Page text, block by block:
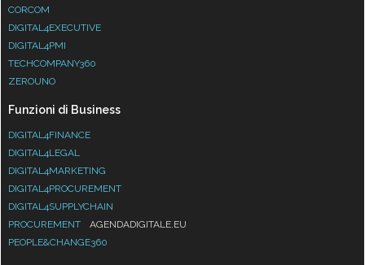
CORCOM
DIGITAL4EXECUTIVE
DIGITAL4PMI
TECHCOMPANY360
ZEROUNO
Funzioni di Business
DIGITAL4FINANCE
DIGITAL4LEGAL
DIGITAL4MARKETING
DIGITAL4PROCUREMENT
DIGITAL4SUPPLYCHAIN
PROCUREMENT
AGENDADIGITALE.EU
PEOPLE&CHANGE360